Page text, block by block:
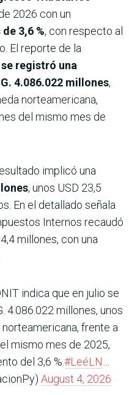
2026 con un
3,6 %, con respecto al
El reporte de la
registró una
4.086.022 millones,
norteamericana,
del mismo mes de
implicó una
, unos USD 23,5
En el detallado señala
Internos recaudó
millones, con una
indica que en julio se
4.086.022 millones, unos
frente a
mismo mes de 2025,
del 3,6 %.#LeéLN
August 4, 2026